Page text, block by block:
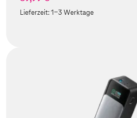
Lieferzeit:1-3 Werktage